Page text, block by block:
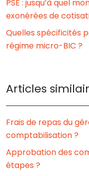
PSE : jusqu’à quel
exonérées de
Quelles spécificités
régime micro-BIC ?
Articles
Frais de repas du
comptabilisation ?
Approbation des
étapes ?